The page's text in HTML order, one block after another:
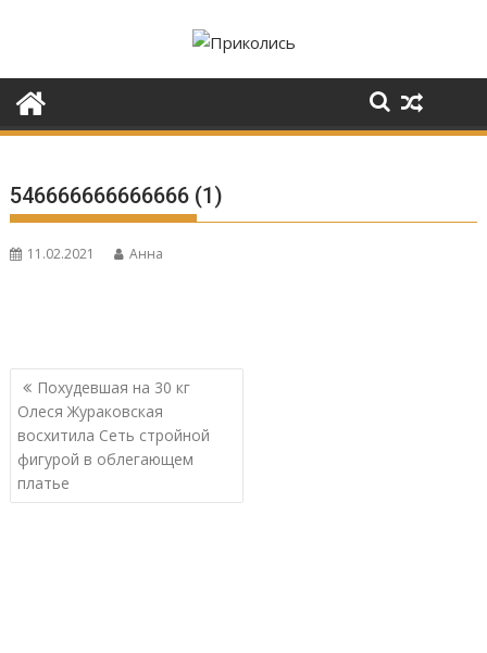
546666666666666 (1)
11.02.2021 Анна
Навигация
по
записям
Похудевшая на 30 кг
Олеся Жураковская
восхитила Сеть стройной
фигурой в облегающем
платье